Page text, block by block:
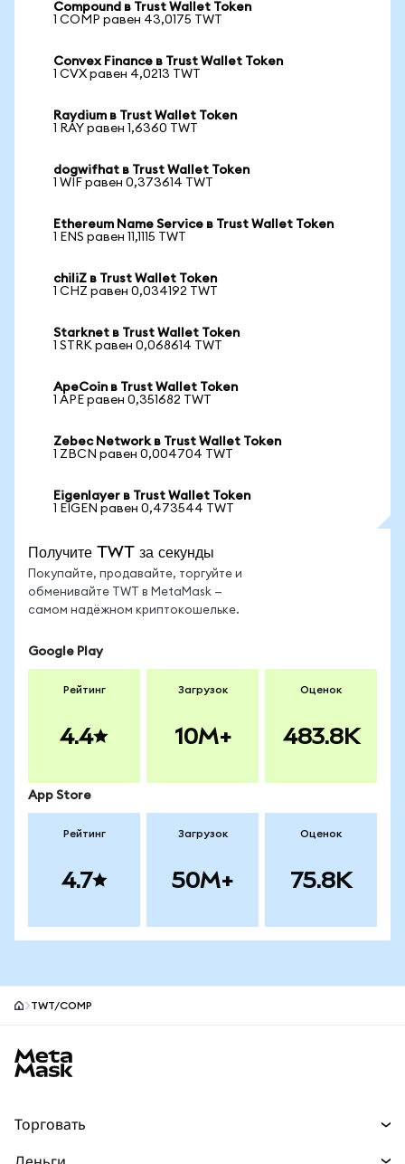
Compound в Trust Wallet Token
1 COMP равен 43,0175 TWT
Convex Finance в Trust Wallet Token
1 CVX равен 4,0213 TWT
Raydium в Trust Wallet Token
1 RAY равен 1,6360 TWT
dogwifhat в Trust Wallet Token
1 WIF равен 0,373614 TWT
Ethereum Name Service в Trust Wallet Token
1 ENS равен 11,1115 TWT
chiliZ в Trust Wallet Token
1 CHZ равен 0,034192 TWT
Starknet в Trust Wallet Token
1 STRK равен 0,068614 TWT
ApeCoin в Trust Wallet Token
1 APE равен 0,351682 TWT
Zebec Network в Trust Wallet Token
1 ZBCN равен 0,004704 TWT
Eigenlayer в Trust Wallet Token
1 EIGEN равен 0,473544 TWT
Получите TWT за секунды
Покупайте, продавайте, торгуйте и
обменивайте TWT в MetaMask —
самом надёжном криптокошельке.
Google Play
Рейтинг
4.4
Загрузок
10M+
Оценок
483.8K
App Store
Рейтинг
4.7
Загрузок
50M+
Оценок
75.8K
TWT/COMP
Торговать